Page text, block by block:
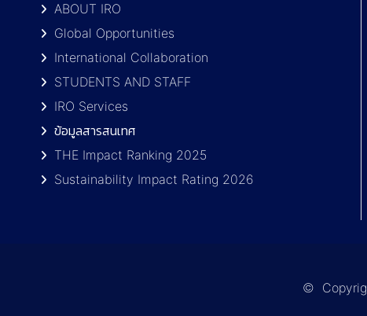
ABOUT IRO
Global Opportunities
International Collaboration
STUDENTS AND STAFF
IRO Services
ข้อมูลสารสนเทศ
THE Impact Ranking 2025
Sustainability Impact Rating 2026
©